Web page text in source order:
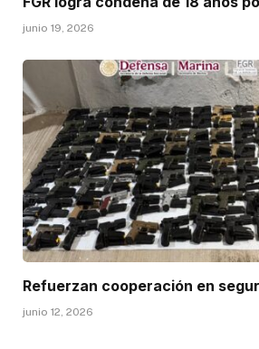
junio 19, 2026
Refuerzan cooperación en
junio 12, 2026